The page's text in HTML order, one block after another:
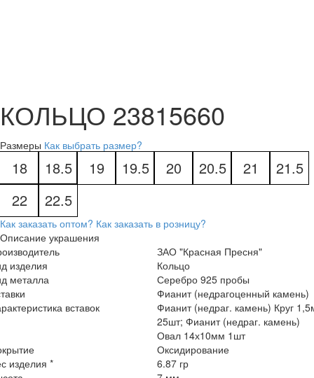
КОЛЬЦО 23815660
Размеры Как выбрать размер?
18 18.5 19 19.5 20 20.5 21
21.5
22
22.5
Как заказать оптом? Как заказать в розницу?
Описание украшения
ЗАО "Красная Пресня"
изделия
Кольцо
металла
Серебро 925 пробы
Фианит (недрагоценный камень)
вставок
Фианит (недраг. камень) Круг
25шт; Фианит (недраг. камень)
Овал 14х10мм 1шт
Оксидирование
изделия *
6.87 гр